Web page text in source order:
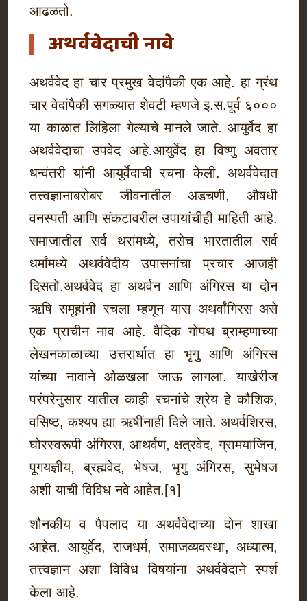
आढळतो.
अथर्ववेदाची नावे
अथर्ववेद हा चार प्रमुख वेदांपैकी एक आहे. हा ग्रंथ
चार वेदांपैकी सगळ्यात शेवटी म्हणजे इ.स.पूर्व ६०००
या काळात लिहिला गेल्याचे मानले जाते. आयुर्वेद हा
अथर्ववेदाचा उपवेद आहे.आयुर्वेद हा विष्णु अवतार
धन्वंतरी यांनी आयुर्वेदाची रचना केली. अथर्ववेदात
तत्त्वज्ञानाबरोबर जीवनातील अडचणी, औषधी
वनस्पती आणि संकटावरील उपायांचीही माहिती आहे.
समाजातील सर्व थरांमध्ये, तसेच भारतातील सर्व
धर्मांमध्ये अथर्ववेदीय उपासनांचा प्रचार आजही
दिसतो.अथर्ववेद हा अथर्वन आणि अंगिरस या दोन
ऋषि समूहांनी रचला म्हणून यास अथर्वांगिरस असे
एक प्राचीन नाव आहे. वैदिक गोपथ ब्राम्हणाच्या
लेखनकाळाच्या उत्तरार्धात हा भृगु आणि अंगिरस
यांच्या नावाने ओळखला जाऊ लागला. याखेरीज
परंपरेनुसार यातील काही रचनांचे श्रेय हे कौशिक,
वसिष्ठ, कश्यप ह्या ऋषींनाही दिले जाते. अथर्वशिरस,
घोरस्वरूपी अंगिरस, आथर्वण, क्षत्रवेद, ग्रामयाजिन,
पूगयज्ञीय, ब्रह्मवेद, भेषज, भृगु अंगिरस, सुभेषज
अशी याची विविध नवे आहेत.[१]
शौनकीय व पैपलाद या अथर्ववेदाच्या दोन शाखा
आहेत. आयुर्वेद, राजधर्म, समाजव्यवस्था, अध्यात्म,
तत्त्वज्ञान अशा विविध विषयांना अथर्ववेदाने स्पर्श
केला आहे.